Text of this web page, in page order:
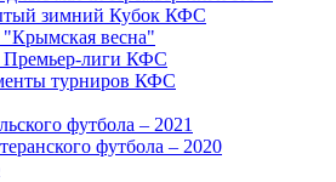
зимний Кубок КФС
весна"
Премьер-лиги КФС
турниров КФС
футбола – 2021
футбола – 2020